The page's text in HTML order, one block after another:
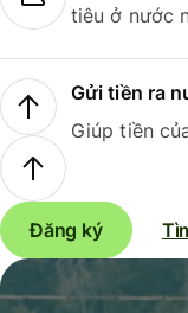
tiêu ở nước
Gửi tiền ra
Giúp tiền
Đăng ký